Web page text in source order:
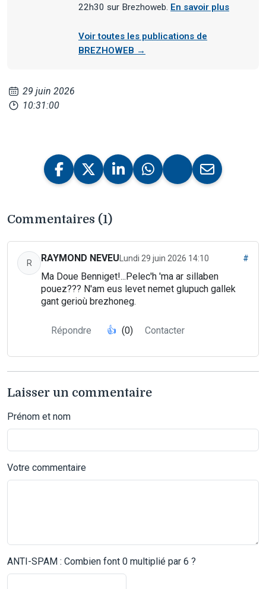
22h30 sur Brezhoweb. En savoir plus
Voir toutes les publications de
BREZHOWEB →
29 juin 2026
10:31:00
Commentaires (1)
R RAYMOND NEVEULundi 29 juin 2026 14:10 #
Ma Doue Benniget!...Pelec'h 'ma ar sillaben
pouez??? N'am eus levet nemet glupuch gallek
gant gerioù brezhoneg.
Répondre 👍 (0) Contacter
Laisser un commentaire
Prénom et nom
Votre commentaire
ANTI-SPAM : Combien font 0 multiplié par 6 ?